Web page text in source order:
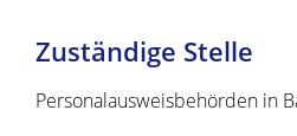
Zuständige Stelle
Personalausweisbehörden in